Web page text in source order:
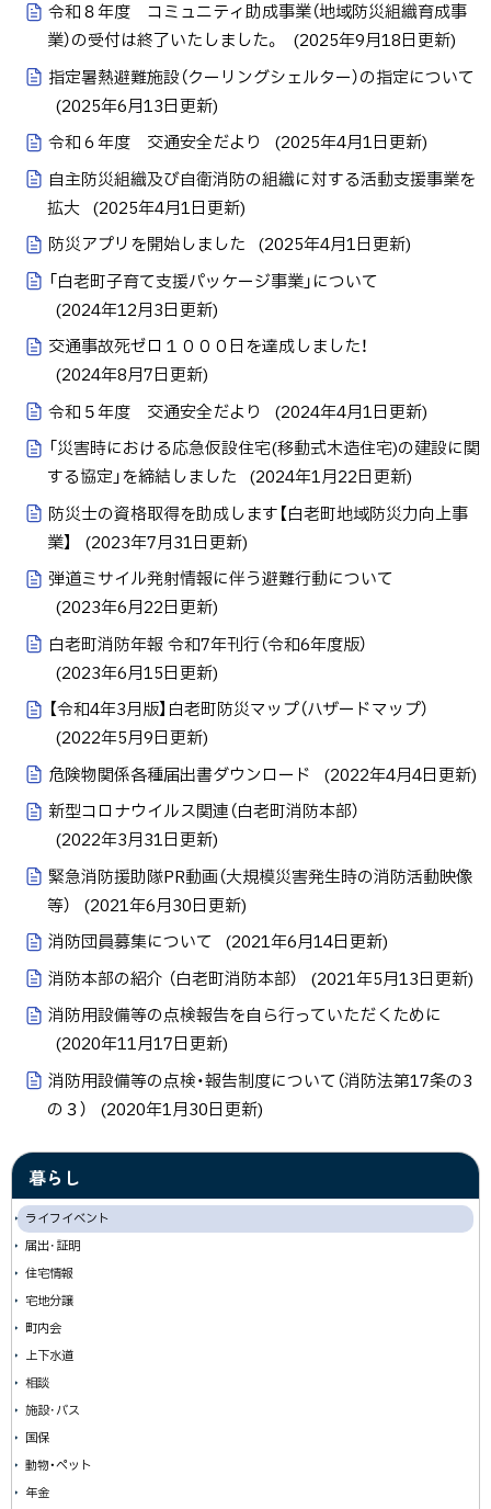
令和８年度 コミュニティ助成事業（地域防災組織育成事
業）の受付は終了いたしました。
(2025年9月18日更新)
指定暑熱避難施設（クーリングシェルター）の指定について
(2025年6月13日更新)
令和６年度 交通安全だより
(2025年4月1日更新)
自主防災組織及び自衛消防の組織に対する活動支援事業を
拡大 (2025年4月1日更新)
防災アプリを開始しました (2025年4月1日更新)
「白老町子育て支援パッケージ事業」について
(2024年12月3日更新)
交通事故死ゼロ１０００日を達成しました！
(2024年8月7日更新)
令和５年度 交通安全だより
(2024年4月1日更新)
「災害時における応急仮設住宅(移動式木造住宅)の建設に関
する協定」を締結しました (2024年1月22日更新)
防災士の資格取得を助成します【白老町地域防災力向上事
業】
(2023年7月31日更新)
弾道ミサイル発射情報に伴う避難行動について
(2023年6月22日更新)
白老町消防年報 令和7年刊行（令和6年度版）
(2023年6月15日更新)
【令和4年3月版】白老町防災マップ（ハザードマップ）
(2022年5月9日更新)
危険物関係各種届出書ダウンロード
(2022年4月4日更新)
新型コロナウイルス関連（白老町消防本部）
(2022年3月31日更新)
緊急消防援助隊PR動画（大規模災害発生時の消防活動映像
等）
(2021年6月30日更新)
消防団員募集について (2021年6月14日更新)
消防本部の紹介 （白老町消防本部）
(2021年5月13日更新)
消防用設備等の点検報告を自ら行っていただくために
(2020年11月17日更新)
消防用設備等の点検・報告制度について（消防法第17条の3
の３）
(2020年1月30日更新)
暮らし
ライフイベント
届出･証明
住宅情報
宅地分譲
町内会
上下水道
相談
施設･バス
国保
動物・ペット
年金